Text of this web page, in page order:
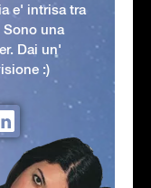
e' intrisa tra
Sono una
Dai un'
:)